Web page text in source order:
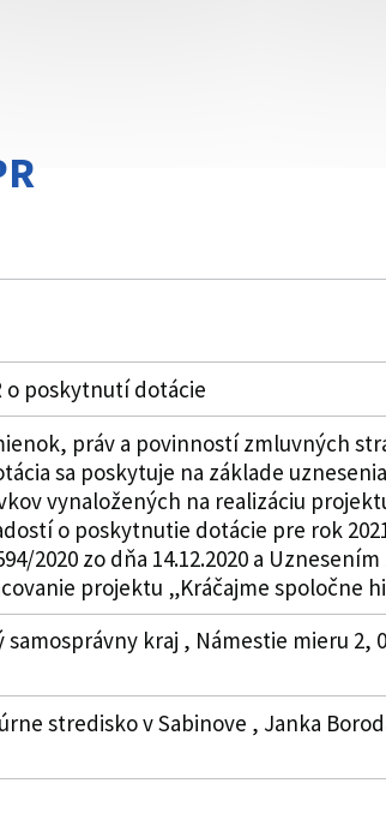
o poskytnutí dotácie
práv a povinností zmluvných
sa poskytuje na základe
vynaložených na realizáciu
o poskytnutie dotácie pre rok
2020 zo dňa 14.12.2020 a
projektu „Kráčajme spoločne
kraj , Námestie mieru 2,
stredisko v Sabinove , Janka